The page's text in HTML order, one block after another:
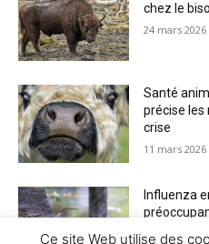
chez le
24 mars 2026
Santé
précise les
crise
11 mars 2026
Influenza
Ce site Web utilise des